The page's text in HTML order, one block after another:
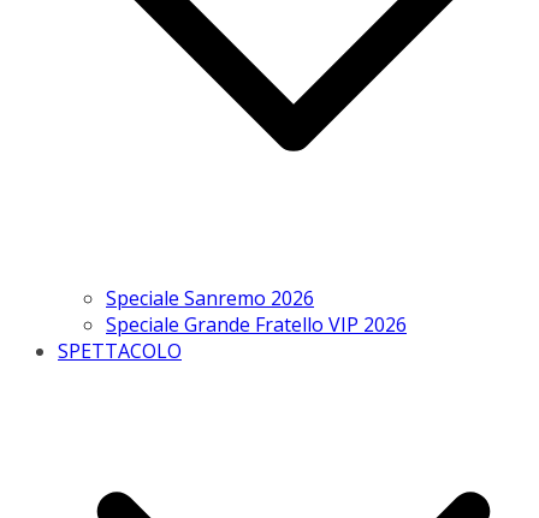
Speciale Sanremo 2026
Speciale Grande Fratello VIP 2026
SPETTACOLO